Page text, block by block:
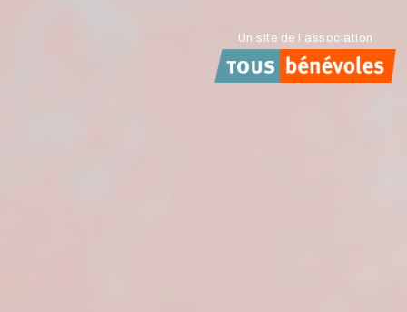
Un site de l'association